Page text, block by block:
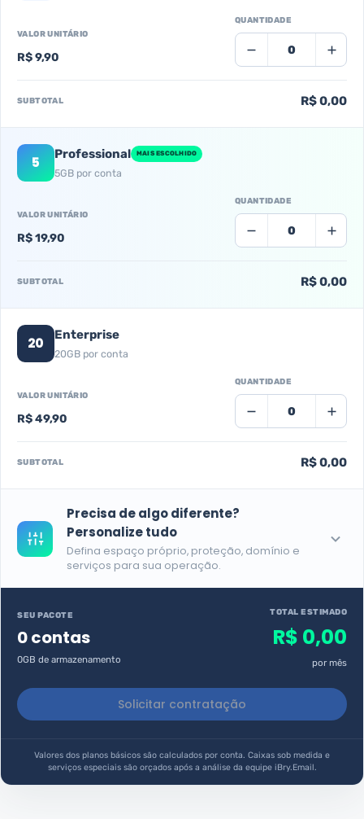
VALOR UNITÁRIO
R$ 9,90
QUANTIDADE
SUBTOTAL R$ 0,00
5 Professional MAIS ESCOLHIDO
5GB por conta
VALOR UNITÁRIO
R$ 19,90
QUANTIDADE
SUBTOTAL R$ 0,00
20 Enterprise
20GB por conta
VALOR UNITÁRIO
R$ 49,90
QUANTIDADE
SUBTOTAL R$ 0,00
Precisa de algo diferente?
Personalize tudo
Defina espaço próprio, proteção, domínio e
serviços para sua operação.
SEU PACOTE
0 contas
0GB de armazenamento
TOTAL ESTIMADO
R$ 0,00
por mês
Solicitar contratação
Valores dos planos básicos são calculados por conta. Caixas sob medida e
serviços especiais são orçados após a análise da equipe iBry.Email.